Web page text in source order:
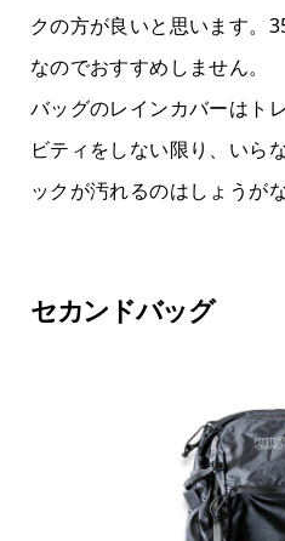
クの方が良いと思います。
なのでおすすめしません。
バッグのレインカバーはト
ビティをしない限り、いら
ックが汚れるのはしょうが
セカンドバッグ